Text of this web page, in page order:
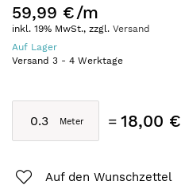
59,99 €/m
inkl. 19% MwSt., zzgl. Versand
Auf Lager
Versand 3 - 4 Werktage
18,00 €
Auf den Wunschzettel